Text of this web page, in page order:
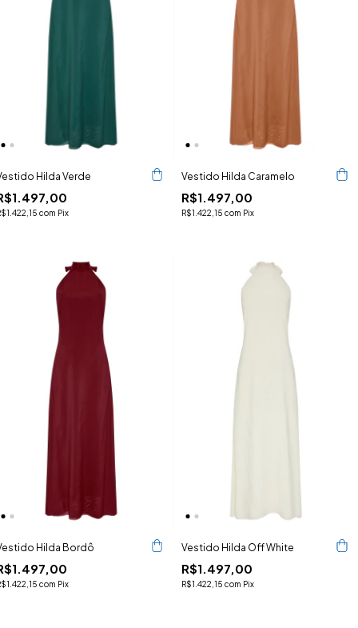
Hilda Verde
com Pix
Vestido Hilda Caramelo
R$1.497,00
R$1.422,15 com Pix
Hilda Bordô
com Pix
Vestido Hilda Off White
R$1.497,00
R$1.422,15 com Pix